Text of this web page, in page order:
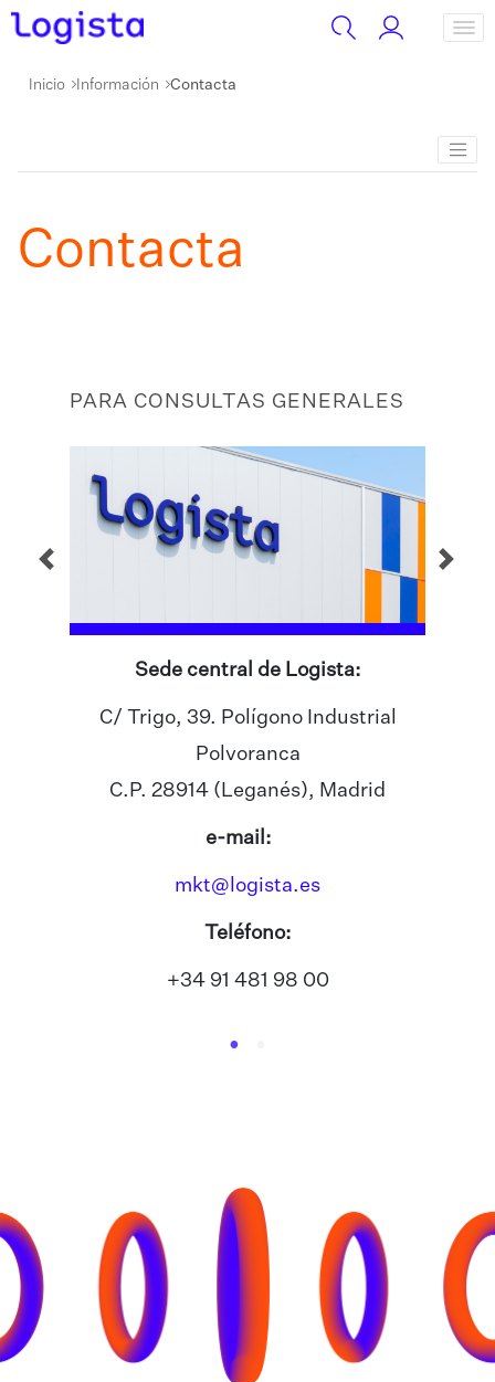
Inicio Información Contacta
Contacta
PARA CONSULTAS GENERALES
Sede central de Logista:
C/ Trigo, 39. Polígono Industrial
Polvoranca
C.P. 28914 (Leganés), Madrid
e-mail:
mkt@logista.es
Teléfono:
+34 91 481 98 00